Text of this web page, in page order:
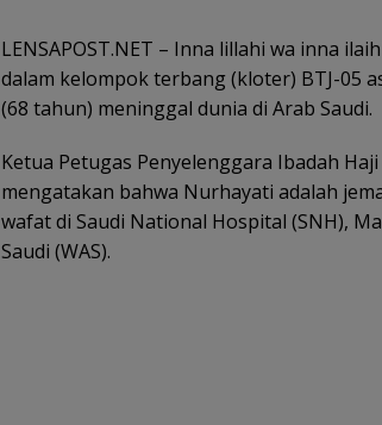
LENSAPOST.NET – Inna lillahi wa inna
dalam kelompok terbang (kloter) BTJ-05
(68 tahun) meninggal dunia di Arab Saudi.
Ketua Petugas Penyelenggara Ibadah
mengatakan bahwa Nurhayati adalah
wafat di Saudi National Hospital (SNH),
Saudi (WAS).